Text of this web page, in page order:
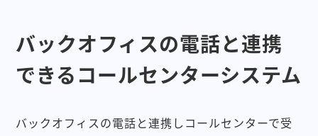
バックオフィスの電話と連携
できるコールセンターシステム
バックオフィスの電話と連携しコールセンターで受